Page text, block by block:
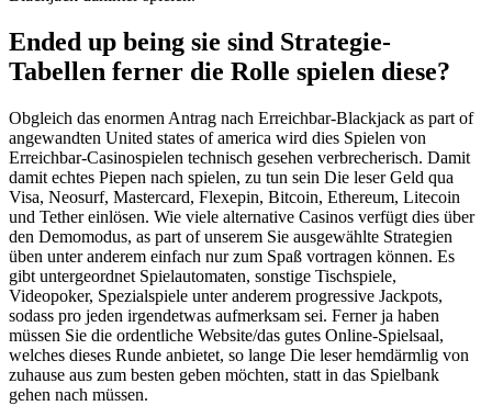
Ended up being sie sind Strategie-
Tabellen ferner die Rolle spielen diese?
Obgleich das enormen Antrag nach Erreichbar-Blackjack as part of
angewandten United states of america wird dies Spielen von
Erreichbar-Casinospielen technisch gesehen verbrecherisch. Damit
damit echtes Piepen nach spielen, zu tun sein Die leser Geld qua
Visa, Neosurf, Mastercard, Flexepin, Bitcoin, Ethereum, Litecoin
und Tether einlösen. Wie viele alternative Casinos verfügt dies über
den Demomodus, as part of unserem Sie ausgewählte Strategien
üben unter anderem einfach nur zum Spaß vortragen können. Es
gibt untergeordnet Spielautomaten, sonstige Tischspiele,
Videopoker, Spezialspiele unter anderem progressive Jackpots,
sodass pro jeden irgendetwas aufmerksam sei. Ferner ja haben
müssen Sie die ordentliche Website/das gutes Online-Spielsaal,
welches dieses Runde anbietet, so lange Die leser hemdärmlig von
zuhause aus zum besten geben möchten, statt in das Spielbank
gehen nach müssen.